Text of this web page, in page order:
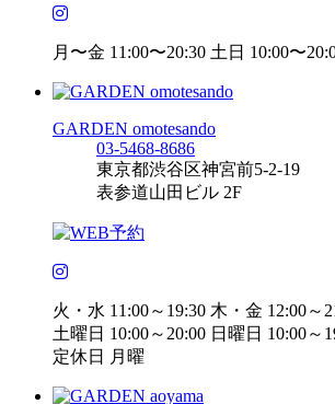
月〜金 11:00〜20:30 土日 10:00〜
GARDEN omotesando
03-5468-8686
東京都渋谷区神宮前5-2-19
表参道山田ビル 2F
火・水 11:00～19:30 木・金 12:00～
土曜日 10:00～20:00 日曜日 10:00～
定休日 月曜